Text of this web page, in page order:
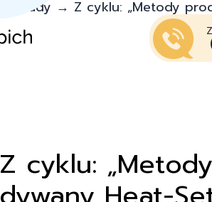
Porady → Z cyklu: „Metody
Z cyklu: